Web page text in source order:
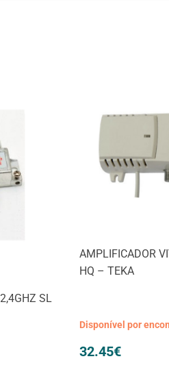
SL
AMPLIFICADOR
HQ – TEKA
Disponível por
32.45€